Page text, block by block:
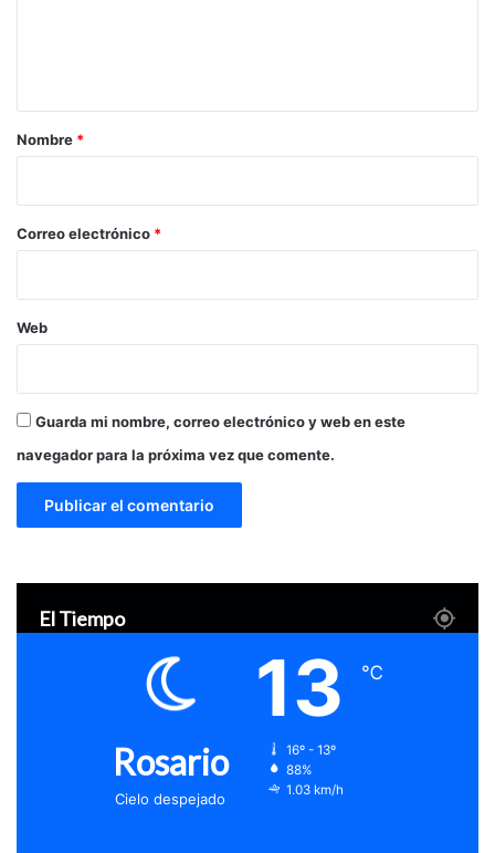
r
*
Nombre *
Correo electrónico *
Web
Guarda mi nombre, correo electrónico y web en este
navegador para la próxima vez que comente.
El Tiempo
Rosario
Cielo despejado
13 ℃
16º - 13º
88%
1.03 km/h